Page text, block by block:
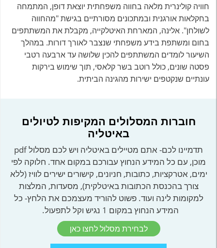
חוויה קולינרית מלאה בחווה משפחתית יוצאת דופן, המתמחה
בחקלאות אורגנית ובמתכונים מסורתיים בגישת "מהחווה
לשולחן". אלינה, המארחת האיטלקייה, מקבלת את המשתתפים
בחום ומשתפת בידע משפחתי שנצבר לאורך דורות. במהלך
השיעור לומדים המשתתפים להכין שלושה עד ארבעה רטבי
פסטה שונים, כולל רוטב בשר קלאסי, תוך שימוש בירקות
עונתיים שנקטפים ישירות מהגינה הביתית.
חוברות המסלולים המקיפות לטיולים
באיטליה
תדמיינו לכם- אתם מטיילים באיטליה ויש לכם מסלול pdf
מוכן, עם כל המידע הנחוץ עבורכם במקום אחד. חלוקה לפי
ימים, אטרקציות, כתובות, חניונים, קישורים ישירים לוויז (ללא
צורך בהכנסת הכתובות באיטלקית), מסעדות, המלצות
למקומות לינה ועוד. פשוט להוריד מעצמכם את הלחץ- כל
המידע הנחוץ במקום 1 נגיש וקל לתפעול.
לבחירת מסלול לחצו כאן